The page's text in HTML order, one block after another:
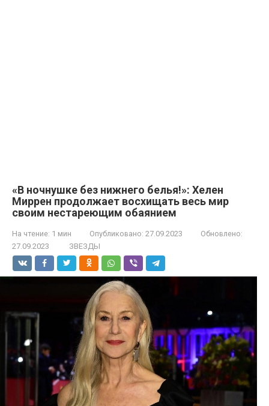
«В ночнушке без нижнего белья!»: Хелен
Миррен продолжает восхищать весь мир
своим нестареющим обаянием
На чтение: 1 мин Опубликовано: 27.09.2023
Обновлено:
27.09.2023
ЗВЕЗДЫ